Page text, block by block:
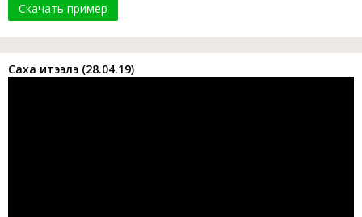
Скачать пример
Саха итэҕэлэ (28.04.19)